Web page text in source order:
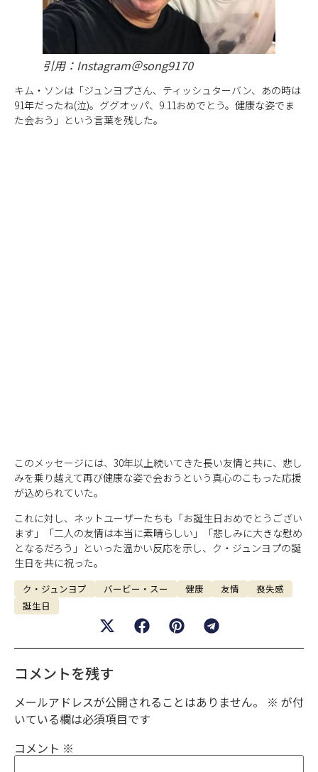
引用：Instagram＠song9170
キム・ソンは「ジュンヨプさん、ティッシュターバン、あの時は
91年だったね(泣)。ググオッパ、9.11おめでとう。健康な姿でま
た会おう」という言葉を残した。
このメッセージには、30年以上続いてきた長い友情と共に、悲し
みを乗り越えて再び健康な姿で会おうという真心のこもった応援
が込められていた。
これに対し、ネットユーザーたちも「お誕生日おめでとうござい
ます」「二人の友情は本当に素晴らしい」「悲しみに大きな慰め
となるだろう」といった温かい反応を示し、ク・ジュンヨプの誕
生日を共に祝った。
ク・ジュンヨプ バービー・スー 健康 友情
喪失感
誕生日
コメントを残す
メールアドレスが公開されることはありません。 ※ が付
いている欄は必須項目です
コメント ※